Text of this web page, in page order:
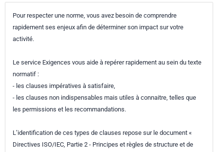
Pour respecter une norme, vous avez besoin de comprendre
rapidement ses enjeux afin de déterminer son impact sur votre
activité.
Le service Exigences vous aide à repérer rapidement au sein du texte
normatif :
- les clauses impératives à satisfaire,
- les clauses non indispensables mais utiles à connaitre, telles que
les permissions et les recommandations.
L’identification de ces types de clauses repose sur le document «
Directives ISO/IEC, Partie 2 - Principes et règles de structure et de